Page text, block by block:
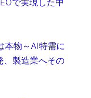
で実現した中
本物～AI特需に
、製造業へその